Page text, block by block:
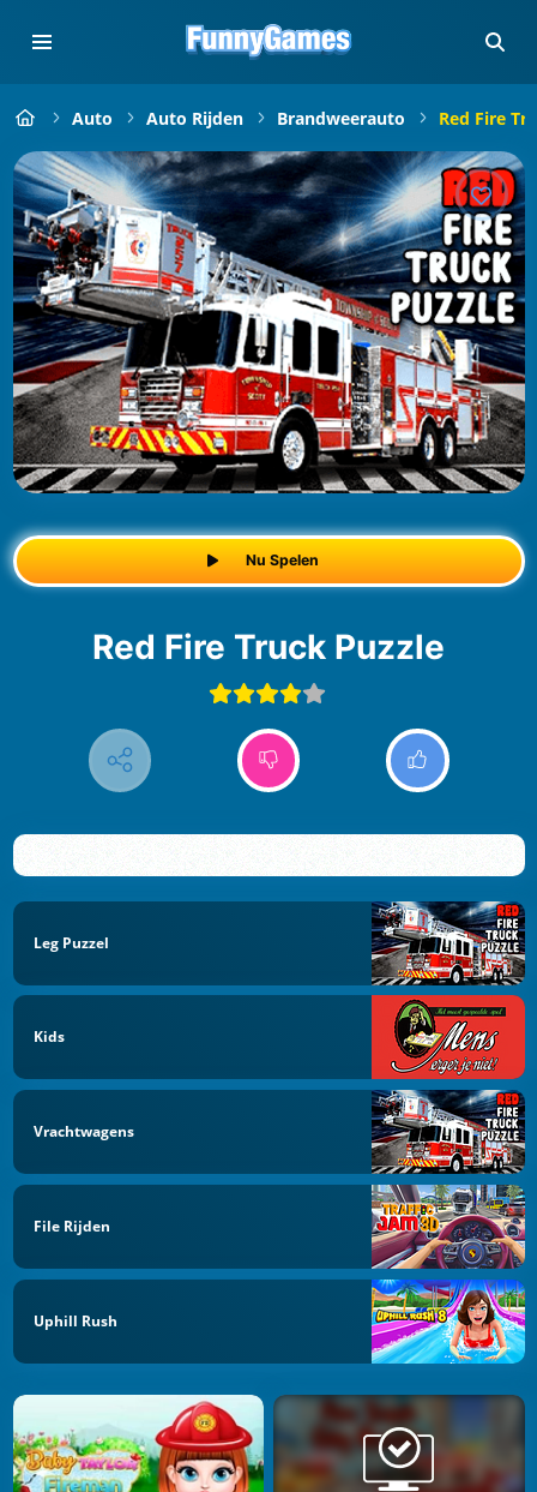
Auto Auto Rijden Brandweerauto Red Fire
Nu Spelen
Red Fire Truck Puzzle
Leg Puzzel
Kids
Vrachtwagens
File Rijden
Uphill Rush